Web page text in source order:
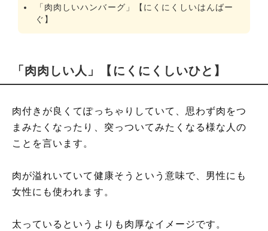
「肉肉しいハンバーグ」【にくにくしいはんばー
ぐ】
「肉肉しい人」【にくにくしいひと】
肉付きが良くてぽっちゃりしていて、思わず肉をつ
まみたくなったり、突っついてみたくなる様な人の
ことを言います。
肉が溢れいていて健康そうという意味で、男性にも
女性にも使われます。
太っているというよりも肉厚なイメージです。